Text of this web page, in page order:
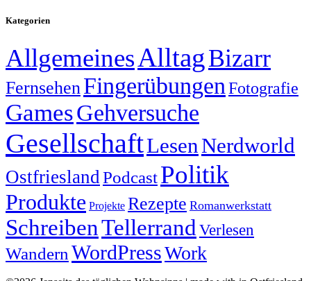
Kategorien
AllgemeinesAlltagBizarr
FernsehenFingerübungen Fotografie
GamesGehversuche
GesellschaftLesenNerdworld
OstfrieslandPodcastPolitik
Produkte Projekte Rezepte Romanwerkstatt
SchreibenTellerrand Verlesen
Wandern WordPressWork